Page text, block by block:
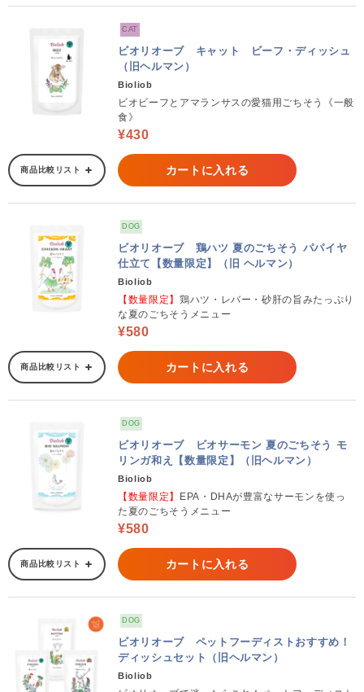
CAT
ビオリオーブ キャット ビーフ・ディッシュ
（旧ヘルマン）
Bioliob
ビオビーフとアマランサスの愛猫用ごちそう《一般
食》
¥430
商品比較リスト カートに入れる
DOG
ビオリオーブ 鶏ハツ 夏のごちそう パパイヤ
仕立て【数量限定】（旧 ヘルマン）
Bioliob
【数量限定】 鶏ハツ・レバー・砂肝の旨みたっぷり
な夏のごちそうメニュー
¥580
商品比較リスト カートに入れる
DOG
ビオリオーブ ビオサーモン 夏のごちそう モ
リンガ和え【数量限定】（旧ヘルマン）
Bioliob
【数量限定】
EPA・DHAが豊富なサーモンを使っ
た夏のごちそうメニュー
¥580
商品比較リスト カートに入れる
DOG
ビオリオーブ ペットフーディストおすすめ！
ディッシュセット（旧ヘルマン）
Bioliob